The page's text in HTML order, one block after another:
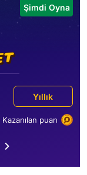
Şimdi Oyna
Yıllık
Kazanılan puan